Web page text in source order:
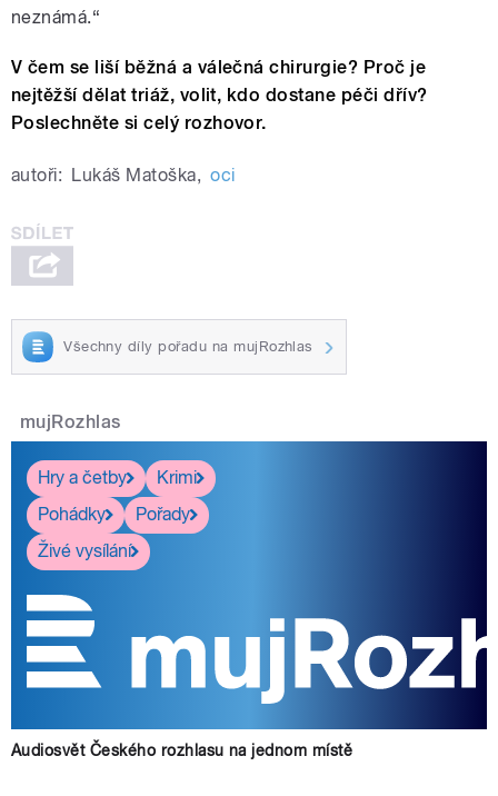
neznámá.“
V čem se liší běžná a válečná chirurgie? Proč je
nejtěžší dělat triáž, volit, kdo dostane péči dřív?
Poslechněte si celý rozhovor.
autoři: Lukáš Matoška, oci
Všechny díly pořadu na mujRozhlas
mujRozhlas
Hry a četby
Krimi
Pohádky
Pořady
Živé vysílání
Audiosvět Českého rozhlasu na jednom místě